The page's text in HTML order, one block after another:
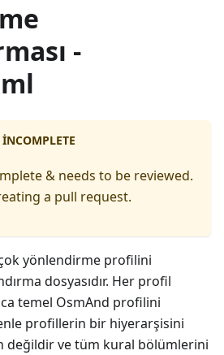
-
& needs to be reviewed.
a pull request.
yönlendirme profilini
dosyasıdır. Her profil
temel OsmAnd profilini
profillerin bir hiyerarşisini
değildir ve tüm kural bölümlerini